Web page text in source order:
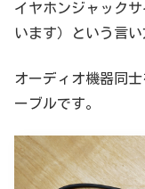
イヤホンジャック
います）という言
オーディオ機器同
ーブルです。